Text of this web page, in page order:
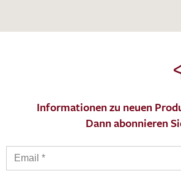
Informationen zu neuen
Dann abonnieren